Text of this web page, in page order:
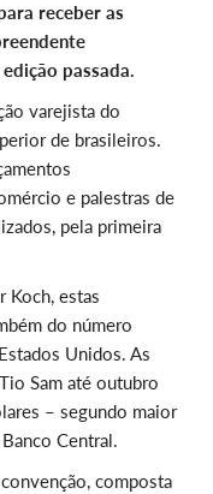
receber as
passada.
varejista do
de brasileiros.
e palestras de
pela primeira
Koch, estas
do número
Unidos. As
Sam até outubro
– segundo maior
Central.
composta